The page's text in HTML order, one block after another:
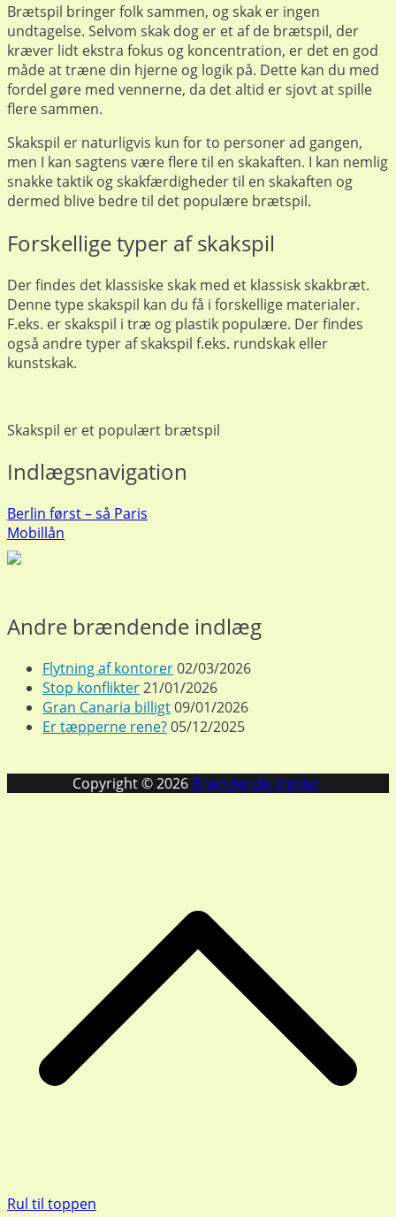
Brætspil bringer folk sammen, og skak er ingen
undtagelse. Selvom skak dog er et af de brætspil, der
kræver lidt ekstra fokus og koncentration, er det en god
måde at træne din hjerne og logik på. Dette kan du med
fordel gøre med vennerne, da det altid er sjovt at spille
flere sammen.
Skakspil er naturligvis kun for to personer ad gangen,
men I kan sagtens være flere til en skakaften. I kan nemlig
snakke taktik og skakfærdigheder til en skakaften og
dermed blive bedre til det populære brætspil.
Forskellige typer af skakspil
Der findes det klassiske skak med et klassisk skakbræt.
Denne type skakspil kan du få i forskellige materialer.
F.eks. er skakspil i træ og plastik populære. Der findes
også andre typer af skakspil f.eks. rundskak eller
kunstskak.
Skakspil er et populært brætspil
Indlægsnavigation
Berlin først – så Paris
Mobillån
Andre brændende indlæg
Flytning af kontorer02/03/2026
Stop konflikter21/01/2026
Gran Canaria billigt09/01/2026
Er tæpperne rene?05/12/2025
Copyright © 2026 Brændende støvler
Rul til toppen